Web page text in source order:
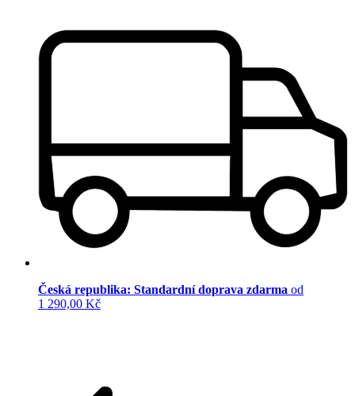
Česká republika: Standardní doprava zdarma od
1 290,00 Kč